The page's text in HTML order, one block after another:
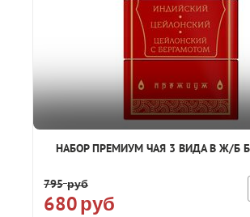
НАБОР ПРЕМИУМ ЧАЯ 3 ВИДА В Ж/Б
795 руб
680 руб